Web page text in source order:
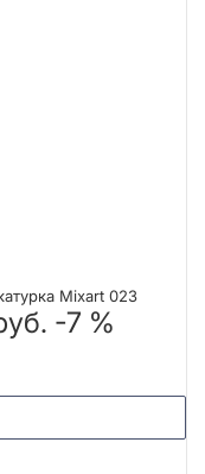
Mixart 023
-7 %